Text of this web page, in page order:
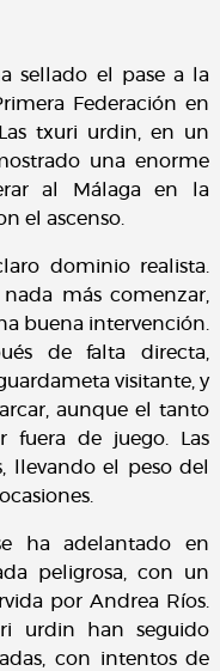
sellado el pase a la
Federación en
txuri urdin, en un
una enorme
al Málaga en la
el ascenso.
dominio realista.
más comenzar,
buena intervención.
de falta directa,
visitante, y
aunque el tanto
fuera de juego. Las
llevando el peso del
ha adelantado en
peligrosa, con un
por Andrea Ríos.
urdin han seguido
con intentos de